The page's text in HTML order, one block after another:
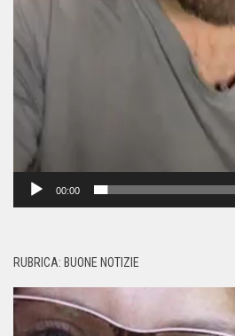
00:00
RUBRICA: BUONE NOTIZIE